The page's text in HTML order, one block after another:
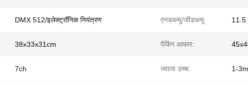
DMX 512/इलेक्ट्रॉनिक नियंत्रण एनडब्ल्यू/जीडब्ल्यू: 11.5
38x33x31cm पैकिंग आकार:
7ch ज्वाला उच्च: 1-3m